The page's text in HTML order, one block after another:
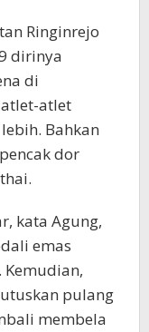
Ringinrejo
dirinya
di
atlet
Bahkan
dor
kata Agung,
emas
pulang
membela